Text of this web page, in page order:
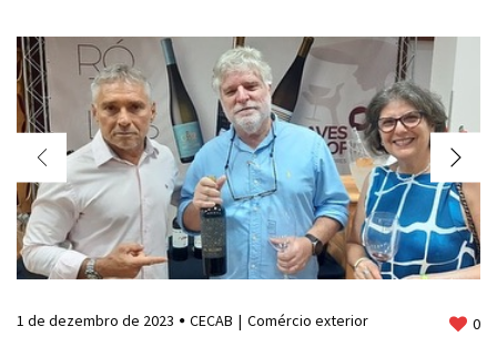
1 de dezembro de 2023 CECAB Comércio exterior 0